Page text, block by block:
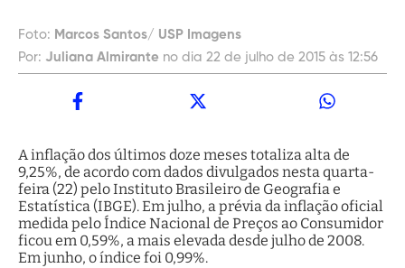
Foto: Marcos Santos/ USP Imagens
Por: Juliana Almirante no dia 22 de julho de 2015 às 12:56
A inflação dos últimos doze meses totaliza alta de
9,25%, de acordo com dados divulgados nesta quarta-
feira (22) pelo Instituto Brasileiro de Geografia e
Estatística (IBGE). Em julho, a prévia da inflação oficial
medida pelo Índice Nacional de Preços ao Consumidor
ficou em 0,59%, a mais elevada desde julho de 2008.
Em junho, o índice foi 0,99%.